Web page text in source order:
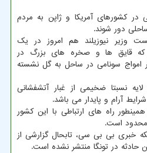
کشورهای آمریکا و ژاپن به مردم
دور شوند.
وزیر نیوزیلند هم امروز در یک
که قایق ها و صخره های بزرگ در
امواج سونامی در ساحل به گل نشسته
لایه نسبتا ضخیمی از غبار آتشفشانی
آرام و پایدار می باشد.
راه های ارتباطی با این کشور
محدود است.
خبری بی بی سی، تابحال گزارشی از
حادثه در تونگا منتشر نشده است.